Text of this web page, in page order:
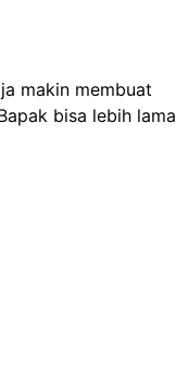
makin membuat
bisa lebih lama